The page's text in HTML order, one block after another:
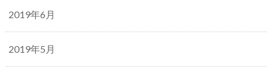
2019年6月
2019年5月